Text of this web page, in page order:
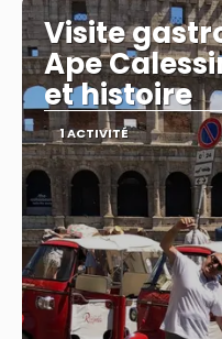
Visite
Ape
et histoire
1 ACTIVITÉ